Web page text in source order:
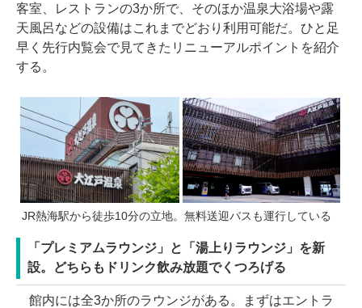
客室、レストランの3か所で、そのほか温泉大浴場や露
天風呂などの設備はこれまでどおり利用可能だ。ひと足
早く先行内覧会で見てきたリニューアルポイントを紹介
する。
JR熱海駅から徒歩10分の立地。無料送迎バスも運行している
「プレミアムラウンジ」と「湯上りラウンジ」を新
設。どちらもドリンク飲み放題でくつろげる
館内には全3か所のラウンジがある。まずはエントラ